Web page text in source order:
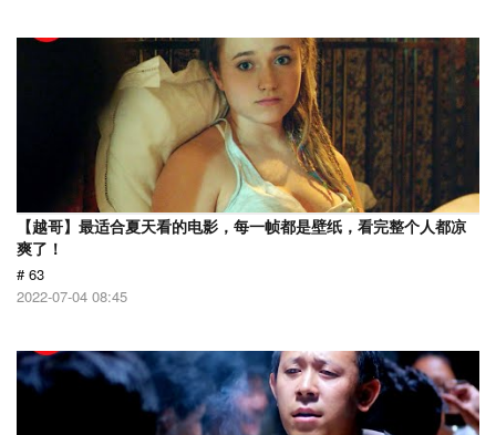
【越哥】最适合夏天看的电影，每一帧都是壁纸，看完整个人都凉
爽了！
# 63
2022-07-04 08:45